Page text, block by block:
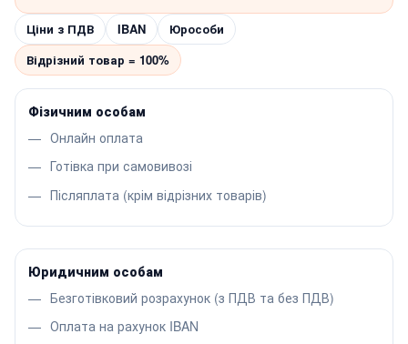
Ціни з ПДВ IBAN
Юрособи
Відрізний товар = 100%
Фізичним особам
Онлайн оплата
Готівка при самовивозі
Післяплата (крім відрізних товарів)
Юридичним особам
Безготівковий розрахунок (з ПДВ та без ПДВ)
Оплата на рахунок IBAN